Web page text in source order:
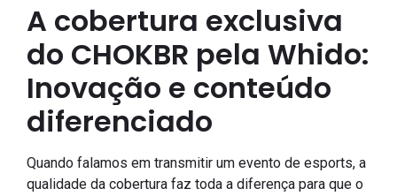
A cobertura exclusiva
do CHOKBR pela Whido:
Inovação e conteúdo
diferenciado
Quando falamos em transmitir um evento de esports, a
qualidade da cobertura faz toda a diferença para que o